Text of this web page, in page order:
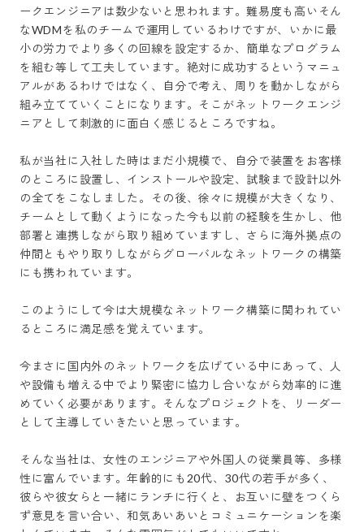
ークエンジニアは数少ないと思われます。難易度も高いそん
なWDMを私のチームで運用しているわけですが、いかに最
小の労力でより多くの回線を設定するか、簡単なプログラム
を組む等して工夫しています。絶対に成功するというマニュ
アルがあるわけではなく、自分で考え、周りを動かしながら
組み立てていくことになります。そこがネットワークエンジ
ニアとして刺激的に面白く感じるところですね。
私が当社に入社した時はまだ小規模で、自分で装置をお客様
のところに設置し、インストールや設定、試験まで設計以外
の全てをこなしました。その後、徐々に規模が大きくなり、
チームとして動くようになった今も以前の経験を生かし、他
部署と連携しながら取り組めていますし、さらに海外拠点の
仲間ともやり取りしながらグローバルなネットワークの構築
にも携われています。
このようにして今は大規模なネットワーク構築に関われてい
るところに満足感を覚えています。
今まさに国内外のネットワークを広げている中にあって、人
や設備も増える中でより緊密に協力し合いながら効率的に進
めていく必要があります。そんなプロジェクトを、リーダー
として主導していきたいと思っています。
そんな当社は、女性のエンジニアや外国人の従業員等、多様
性に富んでいます。年齢的にも20代、30代の若手が多く、
彼らや彼女らと一緒にランチに行くと、お互いに壁をつくら
ず意見を言い合い、和気あいあいとコミュニケーションを楽